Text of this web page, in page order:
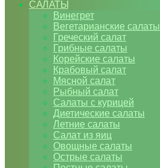
САЛАТЫ
Винегрет
Вегетарианские салаты
Греческий салат
Грибные салаты
Корейские салаты
Крабовый салат
Мясной салат
Рыбный салат
Салаты с курицей
Диетические салаты
Летние салаты
Салат из яиц
Овощные салаты
Острые салаты